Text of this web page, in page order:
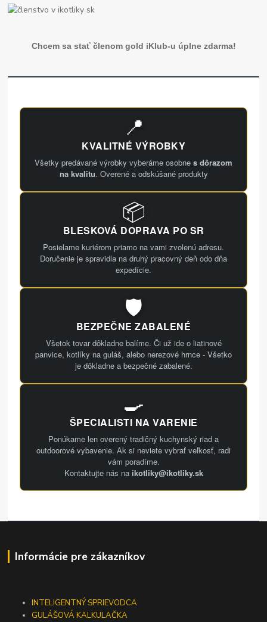
Chcem sa stať členom gold iKlub-u úplne zdarma!
📍
KVALITNÉ VÝROBKY
Všetky predávané výrobky vyberáme osobne s dôrazom
na kvalitu. Overené a odskúšané produkty
📦
BLESKOVÁ DOPRAVA PO SR
Posielame kuriérom priamo na vami zvolenú adresu.
Doručenie je spravidla na druhý pracovný deň odo dňa
expedície.
🛡️
BEZPEČNE ZABALENÉ
Všetok tovar dôkladne balíme. Či už ide o liatinové
panvice, kotlíky na guláš, alebo nerezové hrnce - Všetko
je dôkladne a bezpečné zabalené.
🍳
ŠPECIALISTI NA VARENIE
Ponúkame len overený tradičný kuchynský riad a
outdoorové vybavenie. Ak si neviete vybrať veľkosť, radi
vám poradíme.
Kontaktujte nás na ikotliky@ikotliky.sk
Informácie pre zákazníkov
INTELIGENTNÝ SPRIEVODCA
GULÁŠOVÁ KALKULAČKA